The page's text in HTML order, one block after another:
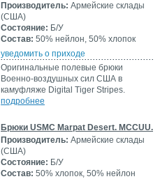
Производитель: Армейские склады
(США)
Состояние: Б/У
Состав: 50% нейлон, 50% хлопок
уведомить о приходе
Оригинальные полевые брюки
Военно-воздушных сил США в
камуфляже Digital Tiger Stripes.
подробнее
Брюки USMC Marpat Desert. MCCUU.
Производитель: Армейские склады
(США)
Состояние: Б/У
Состав: 50% хлопок, 50% нейлон